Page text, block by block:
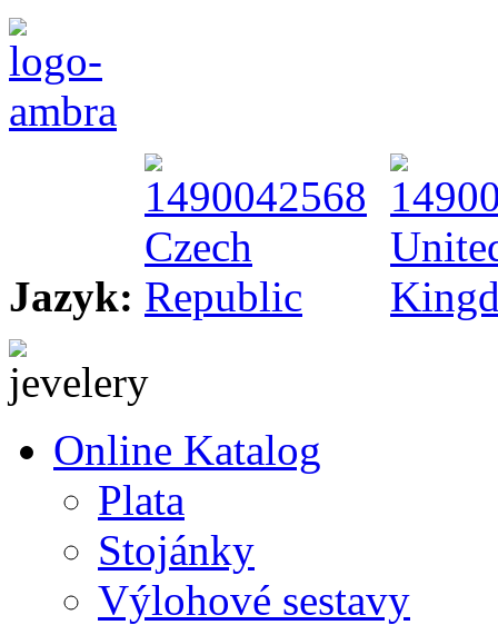
Jazyk:
Online Katalog
Plata
Stojánky
Výlohové sestavy